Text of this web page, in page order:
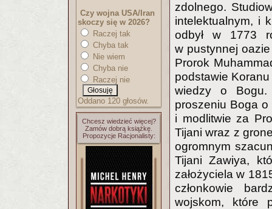
Czy wojna USA/Iran
skoczy się w 2026?
Raczej tak
Chyba tak
Nie wiem
Chyba nie
Raczej nie
Oddano 120 głosów.
Chcesz wiedzieć więcej?
Zamów dobrą książkę.
Propozycje Racjonalisty:
zdolnego.
intelektualnym, i
odbył w 1773
w pustynnej
Prorok
podstawie Koranu
wiedzy o Bogu.
proszeniu Boga
i modlitwie za
Tijani wraz z
ogromnym
Tijani Zawiya,
założyciela w
członkowie
wojskom, które